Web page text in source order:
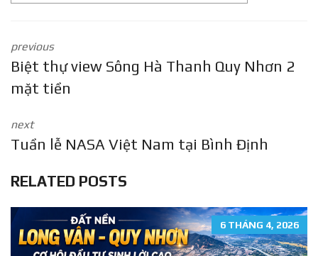
previous
Biệt thự view Sông Hà Thanh Quy Nhơn 2
mặt tiền
next
Tuần lễ NASA Việt Nam tại Bình Định
RELATED POSTS
6 THÁNG 4, 2026